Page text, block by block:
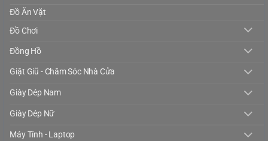
Đồ Ăn Vặt
Đồ Chơi
Đồng Hồ
Giặt Giũ - Chăm Sóc Nhà Cửa
Giày Dép Nam
Giày Dép Nữ
Máy Tính - Laptop